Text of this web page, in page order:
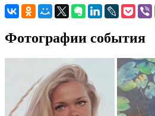
Фотографии события